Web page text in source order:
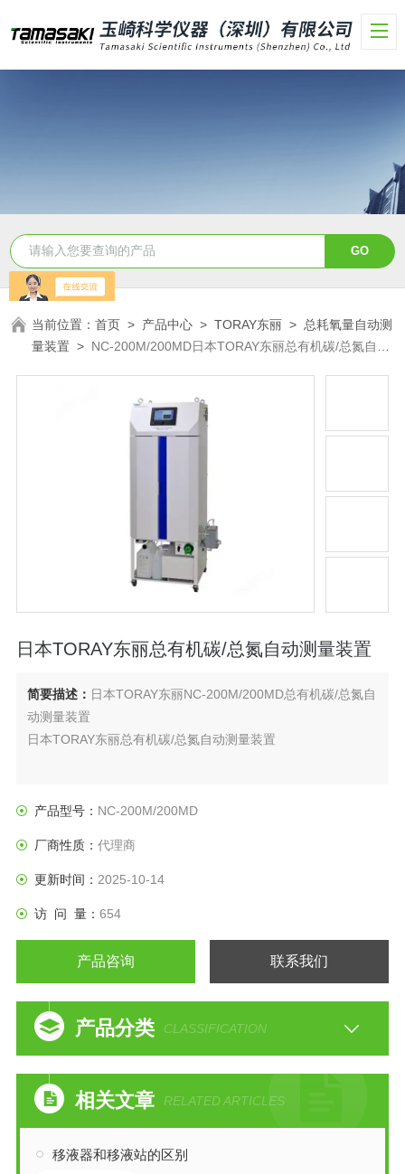
当前位置：首页 > 产品中心 >TORAY东丽 > 总耗氧量自动测
量装置 > NC-200M/200MD日本TORAY东丽总有机碳/总氮自动
日本TORAY东丽总有机碳/总氮自动测量装置
简要描述： 日本TORAY东丽NC-200M/200MD总有机碳/总氮自
动测量装置
日本TORAY东丽总有机碳/总氮自动测量装置
产品型号： NC-200M/200MD
厂商性质： 代理商
更新时间： 2025-10-14
访 问 量： 654
产品咨询 联系我们
产品分类 CLASSIFICATION
相关文章 RELATED ARTICLES
移液器和移液站的区别